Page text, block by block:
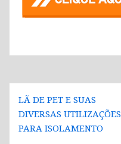
Navegação
de
Post
LÃ DE PET E SUAS
DIVERSAS UTILIZAÇÕES
PARA ISOLAMENTO